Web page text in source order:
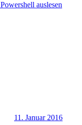
auslesen
11. Januar 2016